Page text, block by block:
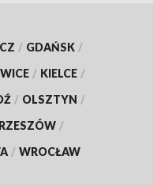
/ GDAŃSK /
/ KIELCE /
/ OLSZTYN /
RZESZÓW /
/ WROCŁAW